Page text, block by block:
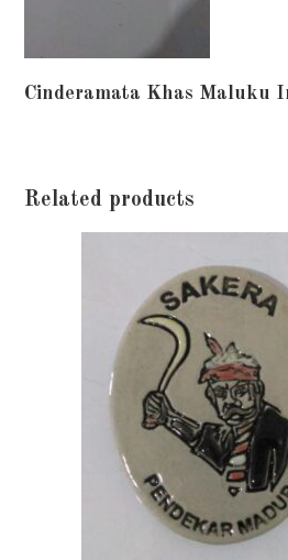
Cinderamata Khas Maluku
Related products